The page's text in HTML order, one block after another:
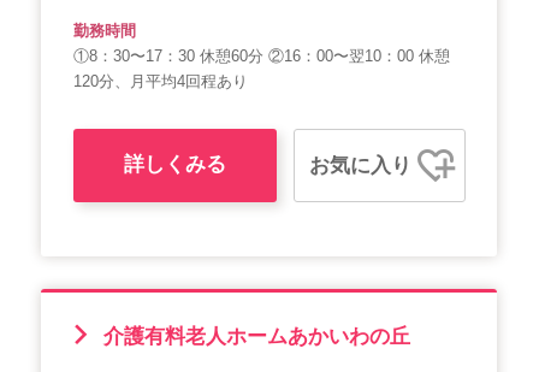
勤務時間
①8：30〜17：30 休憩60分 ②16：00〜翌10：00 休憩
120分、月平均4回程あり
詳しくみる お気に入り
介護有料老人ホームあかいわの丘